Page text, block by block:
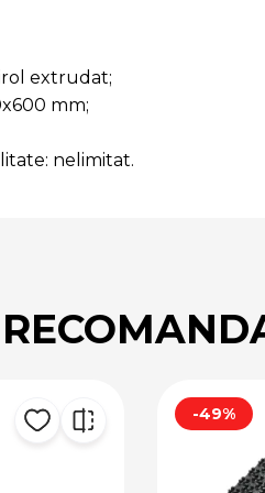
extrudat;
mm;
nelimitat.
-46%